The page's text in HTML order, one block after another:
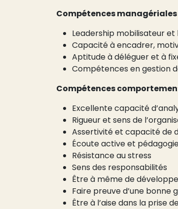
Compétences managériales
Leadership mobilisateur
Capacité à encadrer,
Aptitude à déléguer et à
Compétences en gestion
Compétences
Excellente capacité
Rigueur et sens de
Assertivité et capacité de
Écoute active et
Résistance au stress
Sens des responsabilités
Être à même de
Faire preuve d’une bonne
Être à l’aise dans la prise